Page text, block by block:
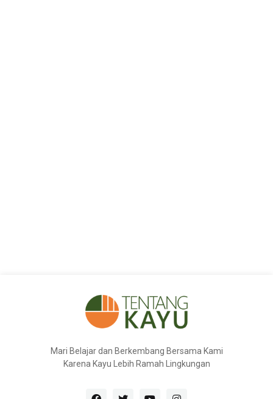
Mari Belajar dan Berkembang Bersama Kami
Karena Kayu Lebih Ramah Lingkungan